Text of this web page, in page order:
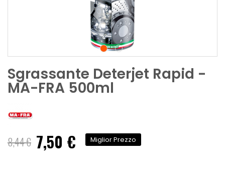
Sgrassante Deterjet Rapid -
MA-FRA 500ml
8,44 € Prezzo
speciale
7,50 € Miglior Prezzo